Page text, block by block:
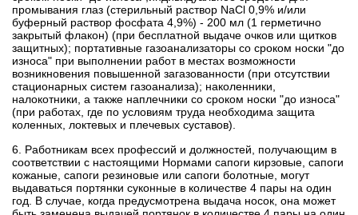
промывания глаз (стерильный раствор NaCl 0,9% и/или
буферный раствор фосфата 4,9%) - 200 мл (1 герметично
закрытый флакон) (при бесплатной выдаче очков или щитков
защитных); портативные газоанализаторы со сроком носки "до
износа" при выполнении работ в местах возможности
возникновения повышенной загазованности (при отсутствии
стационарных систем газоанализа); наколенники,
налокотники, а также наплечники со сроком носки "до износа"
(при работах, где по условиям труда необходима защита
коленных, локтевых и плечевых суставов).
6. Работникам всех профессий и должностей, получающим в
соответствии с настоящими Нормами сапоги кирзовые, сапоги
кожаные, сапоги резиновые или сапоги болотные, могут
выдаваться портянки суконные в количестве 4 пары на один
год. В случае, когда предусмотрена выдача носок, она может